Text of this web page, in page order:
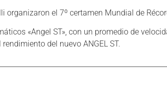
el 7º certamen Mundial de
«Angel ST», con un promedio de
del nuevo ANGEL ST.